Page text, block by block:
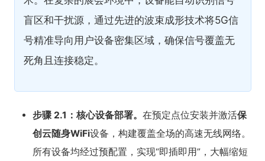
盲区和干扰源，通过先进的波束成形技术将5G信
号精准导向用户设备密集区域，确保信号覆盖无
死角且连接稳定。
步骤 2.1：核心设备部署。 在预定点位安装并激活保
创云随身WiFi设备，构建覆盖全场的高速无线网络。
所有设备均经过预配置，实现“即插即用”，大幅缩短